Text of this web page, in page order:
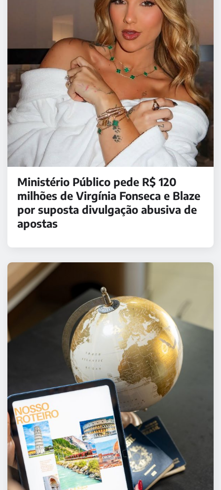
Ministério Público pede R$ 120
milhões de Virgínia Fonseca e Blaze
por suposta divulgação abusiva de
apostas